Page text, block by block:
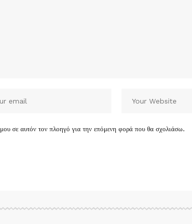
σε αυτόν τον πλοηγό για την επόμενη φορά που θα σχολιάσω.